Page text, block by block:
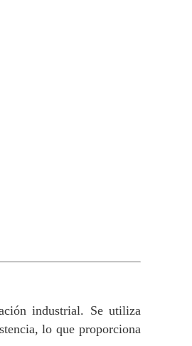
industrial. Se utiliza
lo que proporciona